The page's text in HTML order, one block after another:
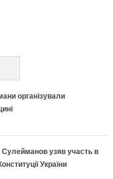
організували
узяв участь в
України